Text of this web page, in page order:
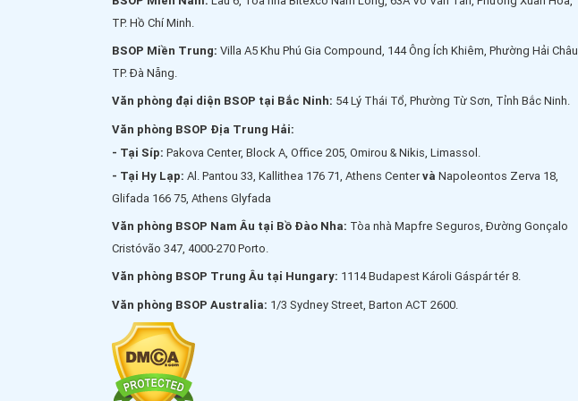
rõ các vấn đề liên quan
để nhà đầu tư nắm rõ
thông tin và có thể đưa
ra quyết định kịp thời.
tư đáng kể cho tương lai.
TP. Hồ Chí Minh.
BSOP Miền Trung: Villa A5 Khu Phú Gia Compound, 144 Ông Ích Khiêm, Phường Hải Châu,
TP. Đà Nẵng.
Văn phòng đại diện BSOP tại Bắc Ninh: 54 Lý Thái Tổ, Phường Từ Sơn, Tỉnh Bắc Ninh.
Văn phòng BSOP Địa Trung Hải:
- Tại Síp: Pakova Center, Block A, Office 205, Omirou & Nikis, Limassol.
- Tại Hy Lạp: Al. Pantou 33, Kallithea 176 71, Athens Centervà Napoleontos Zerva 18,
Glifada 166 75, Athens Glyfada
Văn phòng BSOP Nam Âu tại Bồ Đào Nha: Tòa nhà Mapfre Seguros, Đường Gonçalo
Cristóvão 347, 4000-270 Porto.
Văn phòng BSOP Trung Âu tại Hungary: 1114 Budapest Károli Gáspár tér 8.
Văn phòng BSOP Australia: 1/3 Sydney Street, Barton ACT 2600.